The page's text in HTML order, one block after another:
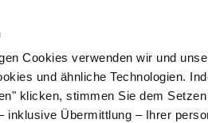
Cookies verwenden wir und
und ähnliche Technologien.
klicken, stimmen Sie dem
inklusive Übermittlung – Ihrer
Stahl Nachhaltigkeit